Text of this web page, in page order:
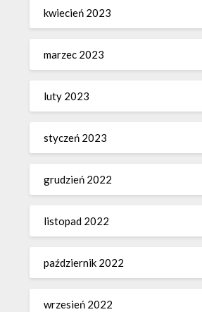
kwiecień 2023
marzec 2023
luty 2023
styczeń 2023
grudzień 2022
listopad 2022
październik 2022
wrzesień 2022